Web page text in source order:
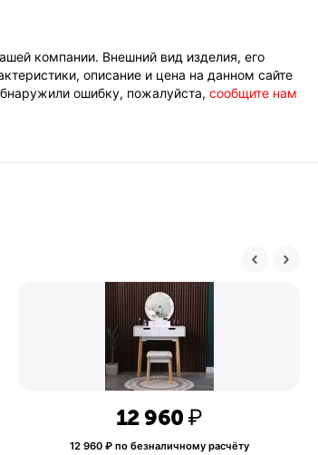
компании. Внешний вид изделия, его
описание и цена на данном сайте
ошибку, пожалуйста, сообщите нам
12 960₽ по безналичному